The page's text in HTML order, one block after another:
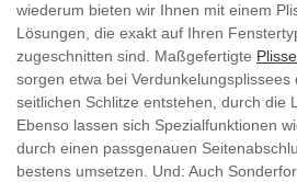
wiederum bieten wir Ihnen mit einem
Lösungen, die exakt auf Ihren
zugeschnitten sind. Maßgefertigte
sorgen etwa bei Verdunkelungsplissees
seitlichen Schlitze entstehen, durch die
Ebenso lassen sich Spezialfunktionen
durch einen passgenauen
bestens umsetzen. Und: Auch